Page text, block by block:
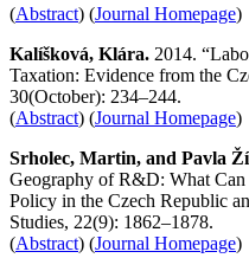
(Abstract) (Journal Homepage)
Kalíšková, Klára. 2014.
Taxation: Evidence from the
30(October): 234–244.
(Abstract) (Journal Homepage)
Srholec, Martin, and Pavla
Geography of R&D: What
Policy in the Czech Republic
Studies, 22(9): 1862–1878.
(Abstract) (Journal Homepage)